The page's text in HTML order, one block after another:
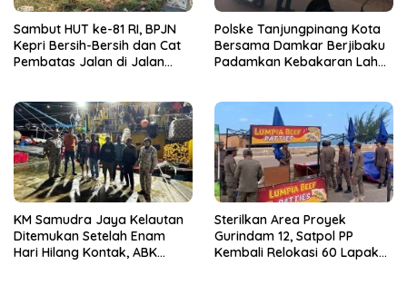
Sambut HUT ke-81 RI, BPJN
Kepri Bersih-Bersih dan Cat
Pembatas Jalan di Jalan
Polske Tanjungpinang Kota
Bersama Damkar Berjibaku
Padamkan Kebakaran Lahan
KM Samudra Jaya Kelautan
Ditemukan Setelah Enam
Hari Hilang Kontak, ABK
Sterilkan Area Proyek
Gurindam 12, Satpol PP
Kembali Relokasi 60 Lapak